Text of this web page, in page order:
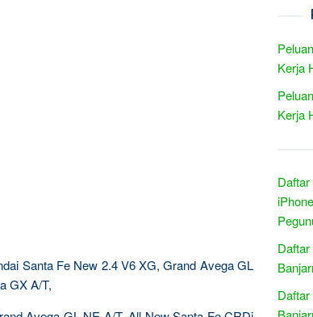
Santa Fe New 2.4 V6 XG, Grand Avega GL
GX A/T,
Kerja
Kerja